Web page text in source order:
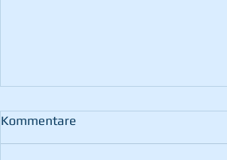
Kommentare